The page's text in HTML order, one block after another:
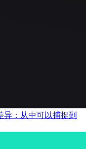
异：从中可以捕捉到